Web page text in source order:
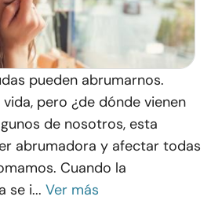
pueden abrumarnos.
pero ¿de dónde vienen
de nosotros, esta
abrumadora y afectar todas
Cuando la
se i... Ver más